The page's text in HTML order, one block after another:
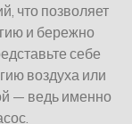
что позволяет
и бережно
себе
воздуха или
— ведь именно